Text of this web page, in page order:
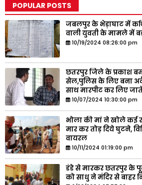
POPULAR POSTS
जबलपुर के भेड़ाघाट में
वाली युवती के मामले में
10/19/2024 08:26:00 pm
छतरपुर जिले के प्रकाश
सेल,पुलिस के लिए बना
साथ मारपीट कर लिए
10/07/2024 10:30:00 pm
भोला की मां ने खोले कई
मार कर तोड़ दिये घुटने,
वायरल
10/11/2024 01:19:00 pm
डंडे से मारकर छतरपुर के
को साधु ने मंदिर से बाहर